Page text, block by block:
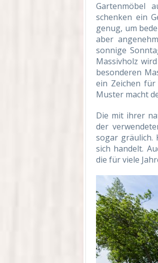
Gartenmöbel
schenken ein
genug, um
aber
sonnige
Massivholz
besonderen
ein Zeichen
Muster macht
Die mit ihrer
der
sogar gräulich.
sich handelt.
die für viele